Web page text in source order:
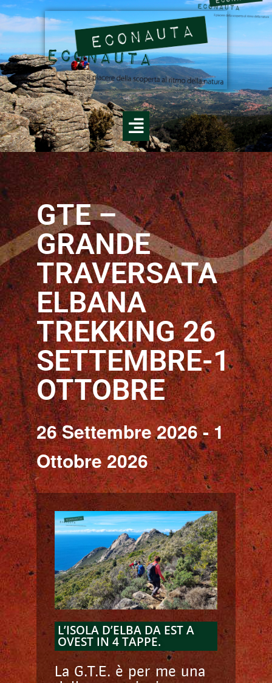
GTE –
GRANDE
TRAVERSATA
ELBANA
TREKKING 26
SETTEMBRE-1
OTTOBRE
26 Settembre 2026-1
Ottobre 2026
L’ISOLA D’ELBA DA EST A
OVEST IN 4 TAPPE.
La G.T.E. è per me una